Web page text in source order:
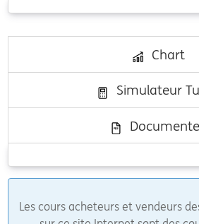
Chart
Simulateur
Les cours acheteurs et vendeurs